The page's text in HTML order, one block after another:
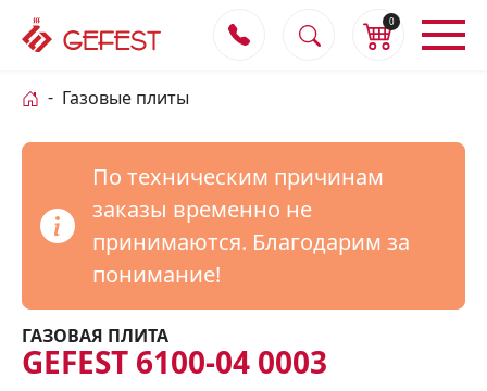
0
Газовые плиты
По техническим причинам
заказы временно не
принимаются. Благодарим за
понимание!
ГАЗОВАЯ ПЛИТА
GEFEST 6100-04 0003